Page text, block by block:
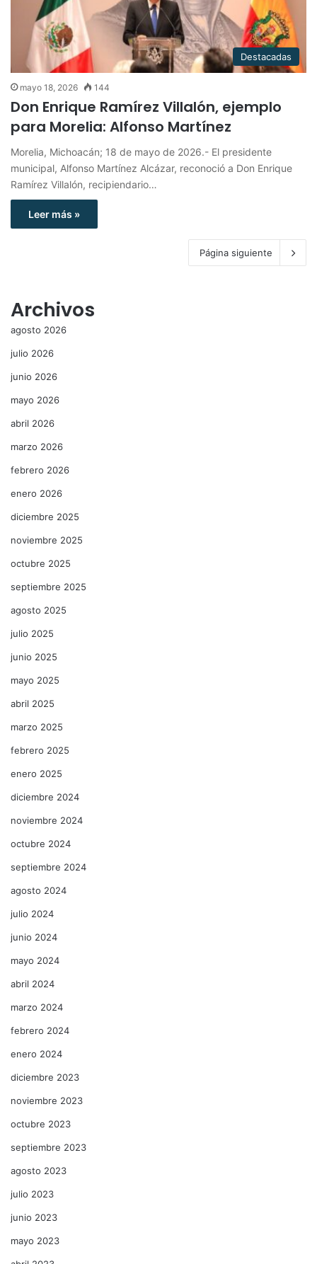
Destacadas
mayo 18, 2026 144
Don Enrique Ramírez Villalón, ejemplo
para Morelia: Alfonso Martínez
Morelia, Michoacán; 18 de mayo de 2026.- El presidente
municipal, Alfonso Martínez Alcázar, reconoció a Don Enrique
Ramírez Villalón, recipiendario…
Leer más »
Página siguiente
Archivos
agosto 2026
julio 2026
junio 2026
mayo 2026
abril 2026
marzo 2026
febrero 2026
enero 2026
diciembre 2025
noviembre 2025
octubre 2025
septiembre 2025
agosto 2025
julio 2025
junio 2025
mayo 2025
abril 2025
marzo 2025
febrero 2025
enero 2025
diciembre 2024
noviembre 2024
octubre 2024
septiembre 2024
agosto 2024
julio 2024
junio 2024
mayo 2024
abril 2024
marzo 2024
febrero 2024
enero 2024
diciembre 2023
noviembre 2023
octubre 2023
septiembre 2023
agosto 2023
julio 2023
junio 2023
mayo 2023